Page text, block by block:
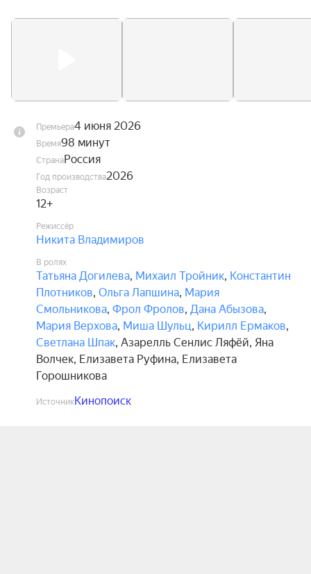
Премьера4 июня 2026
Время98 минут
СтранаРоссия
Год производства2026
Возраст
12+
Режиссёр
Никита Владимиров
В ролях
Татьяна Догилева, Михаил Тройник, Константин
Плотников, Ольга Лапшина, Мария
Смольникова, Фрол Фролов, Дана Абызова,
Мария Верхова, Миша Шульц, Кирилл Ермаков,
Светлана Шпак, Азарелль Сенлис Ляфёй, Яна
Волчек, Елизавета Руфина, Елизавета
Горошникова
ИсточникКинопоиск